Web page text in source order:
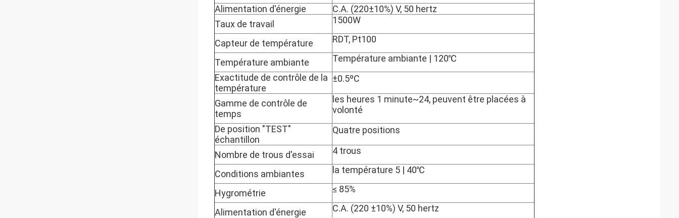
Alimentation d'énergie
C.A. (220±10%) V, 50 hertz
Taux de travail
1500W
Capteur de température RDT, Pt100
Température ambiante
Température ambiante | 120℃
Exactitude de contrôle de la
température
±0.5ºC
Gamme de contrôle de
temps
les heures 1 minute~24, peuvent être placées à
volonté
De position "TEST"
échantillon
Quatre positions
Nombre de trous d'essai 4 trous
Conditions ambiantes la température 5 | 40℃
Hygrométrie ≤ 85%
Alimentation d'énergie C.A. (220 ±10%) V, 50 hertz